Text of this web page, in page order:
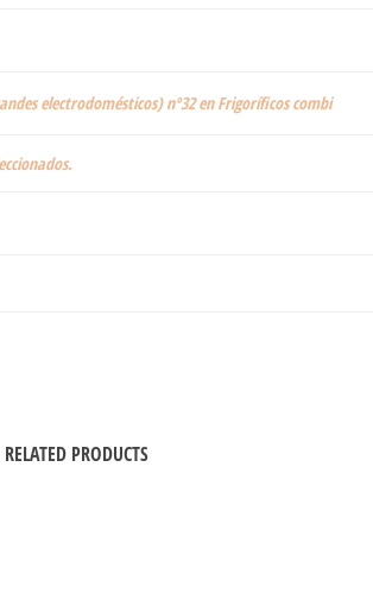
electrodomésticos) nº32 en Frigoríficos combi
RELATED PRODUCTS